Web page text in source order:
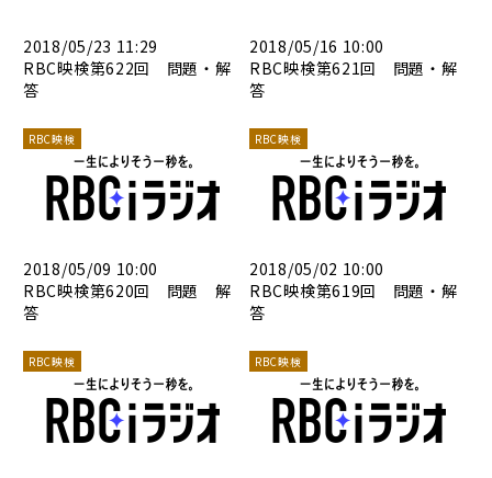
2018/05/23 11:29
RBC映検第622回 問題・解
答
2018/05/16 10:00
RBC映検第621回 問題・解
答
RBC映検
2018/05/09 10:00
RBC映検第620回 問題 解
答
RBC映検
2018/05/02 10:00
RBC映検第619回 問題・解
答
RBC映検 RBC映検